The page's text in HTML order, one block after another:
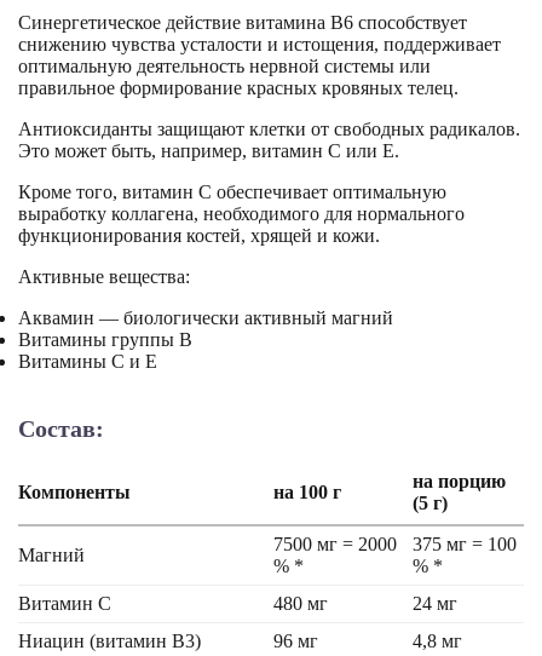
Синергетическое действие витамина В6 способствует
снижению чувства усталости и истощения, поддерживает
оптимальную деятельность нервной системы или
правильное формирование красных кровяных телец.
Антиоксиданты защищают клетки от свободных радикалов.
Это может быть, например, витамин С или Е.
Кроме того, витамин С обеспечивает оптимальную
выработку коллагена, необходимого для нормального
функционирования костей, хрящей и кожи.
Активные вещества:
Аквамин — биологически активный магний
Витамины группы В
Витамины С и Е
Состав:
Компоненты на 100 г
на порцию
(5 г)
Магний
7500 мг = 2000
% *
375 мг = 100
% *
Витамин С
480 мг
24 мг
Ниацин (витамин B3)
96 мг
4,8 мг